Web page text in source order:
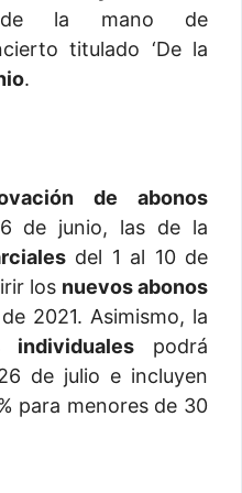
de la mano de
titulado ‘De la
.
de abonos
de junio, las de la
del 1 al 10 de
los nuevos abonos
2021. Asimismo, la
individualespodrá
de julio e incluyen
para menores de 30